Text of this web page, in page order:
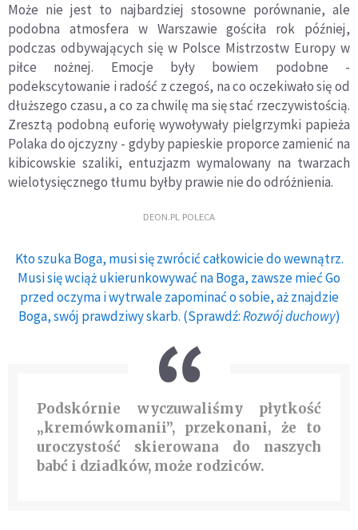
Może nie jest to najbardziej stosowne porównanie, ale
podobna atmosfera w Warszawie gościła rok później,
podczas odbywających się w Polsce Mistrzostw Europy w
piłce nożnej. Emocje były bowiem podobne -
podekscytowanie i radość z czegoś, na co oczekiwało się od
dłuższego czasu, a co za chwilę ma się stać rzeczywistością.
Zresztą podobną euforię wywoływały pielgrzymki papieża
Polaka do ojczyzny - gdyby papieskie proporce zamienić na
kibicowskie szaliki, entuzjazm wymalowany na twarzach
wielotysięcznego tłumu byłby prawie nie do odróżnienia.
DEON.PL POLECA
Kto szuka Boga, musi się zwrócić całkowicie do wewnątrz.
Musi się wciąż ukierunkowywać na Boga, zawsze mieć Go
przed oczyma i wytrwale zapominać o sobie, aż znajdzie
Boga, swój prawdziwy skarb. (Sprawdź:Rozwój duchowy)
Podskórnie wyczuwaliśmy płytkość
„kremówkomanii”, przekonani, że to
uroczystość skierowana do naszych
babć i dziadków, może rodziców.